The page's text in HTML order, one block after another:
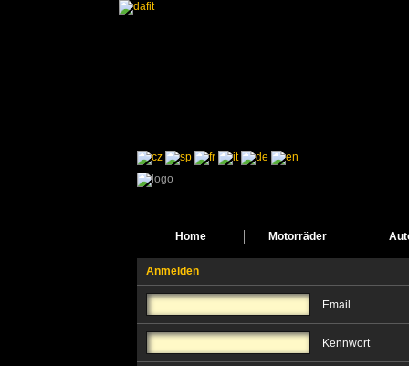
Home Motorräder
Anmelden
Email
Kennwort